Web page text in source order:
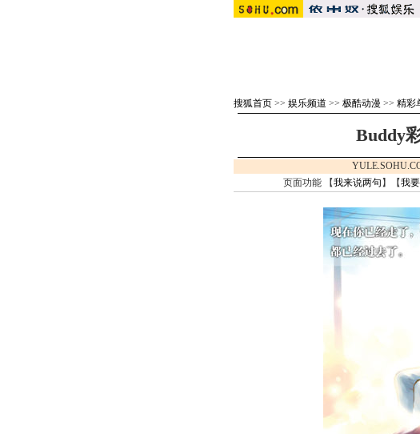
搜狐首页 >> 娱乐频道 >> 极酷动漫 >> 精彩
Buddy
页面功能 【我来说两句 】【我